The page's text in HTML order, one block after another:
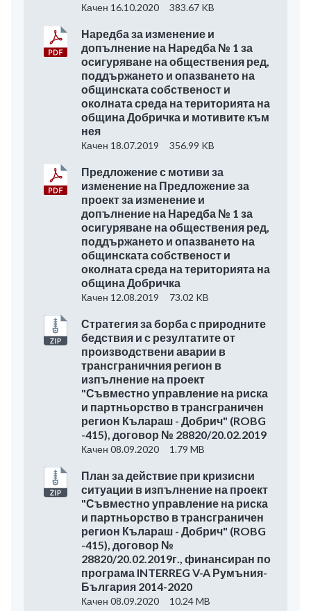
Качен 16.10.2020 383.67 KB
Наредба за изменение и
допълнение на Наредба № 1 за
осигуряване на обществения ред,
поддържането и опазването на
общинската собственост и
околната среда на територията на
община Добричка и мотивите към
нея
Качен 18.07.2019 356.99 KB
Предложение с мотиви за
изменение на Предложение за
проект за изменение и
допълнение на Наредба № 1 за
осигуряване на обществения ред,
поддържането и опазването на
общинската собственост и
околната среда на територията на
община Добричка
Качен 12.08.2019 73.02 KB
Стратегия за борба с природните
бедствия и с резултатите от
производствени аварии в
трансграничния регион в
изпълнение на проект
"Съвместно управление на риска
и партньорство в трансграничен
регион Кълараш - Добрич" (ROBG
-415), договор № 28820/20.02.2019
Качен 08.09.2020 1.79 MB
План за действие при кризисни
ситуации в изпълнение на проект
"Съвместно управление на риска
и партньорство в трансграничен
регион Кълараш - Добрич" (ROBG
-415), договор №
28820/20.02.2019г., финансиран по
програма INTERREG V-A Румъния-
България 2014-2020
Качен 08.09.2020 10.24 MB